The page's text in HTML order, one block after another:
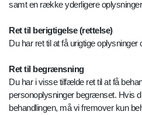
samt en række yderligere
Ret til berigtigelse (rettelse)
Du har ret til at få urigtige oplysninger
Ret til begrænsning
Du har i visse tilfælde ret til at få
personoplysninger begrænset. Hvis
behandlingen, må vi fremover kun